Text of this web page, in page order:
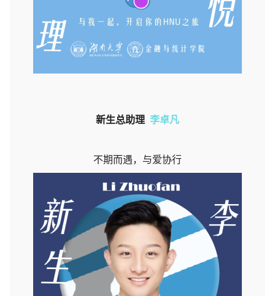
新生总助理 李卓凡
不期而遇，与爱协行